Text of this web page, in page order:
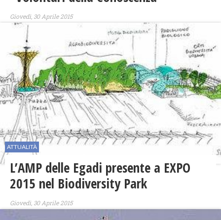
Giovedì, 30 Aprile 2015
ATTUALITÀ
L’AMP delle Egadi presente a EXPO
2015 nel Biodiversity Park
Giovedì, 30 Aprile 2015